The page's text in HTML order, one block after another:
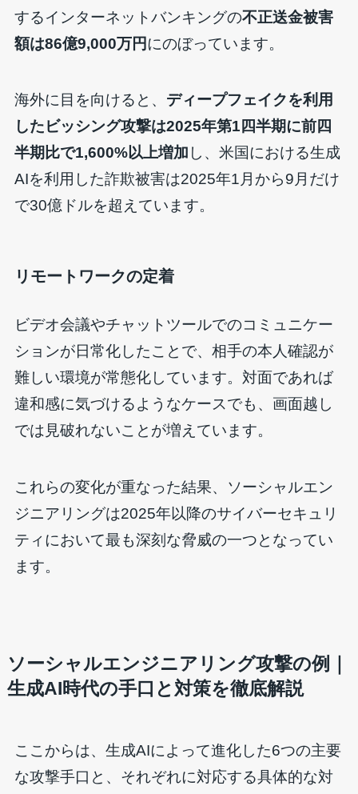
するインターネットバンキングの不正送金被害
額は86億9,000万円にのぼっています。
海外に目を向けると、 ディープフェイクを利用
したビッシング攻撃は2025年第1四半期に前四
半期比で1,600%以上増加 し、米国における生成
AIを利用した詐欺被害は2025年1月から9月だけ
で30億ドルを超えています。
リモートワークの定着
ビデオ会議やチャットツールでのコミュニケー
ションが日常化したことで、相手の本人確認が
難しい環境が常態化しています。対面であれば
違和感に気づけるようなケースでも、画面越し
では見破れないことが増えています。
これらの変化が重なった結果、ソーシャルエン
ジニアリングは2025年以降のサイバーセキュリ
ティにおいて最も深刻な脅威の一つとなってい
ます。
ソーシャルエンジニアリング攻撃の例｜
生成AI時代の手口と対策を徹底解説
ここからは、生成AIによって進化した6つの主要
な攻撃手口と、それぞれに対応する具体的な対